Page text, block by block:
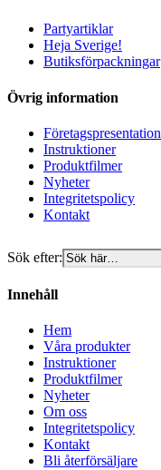
Partyartiklar
Heja Sverige!
Butiksförpackningar
Övrig information
Företagspresentation
Instruktioner
Produktfilmer
Nyheter
Integritetspolicy
Kontakt
Sök efter:
Innehåll
Hem
Våra produkter
Instruktioner
Produktfilmer
Nyheter
Om oss
Integritetspolicy
Kontakt
Bli återförsäljare